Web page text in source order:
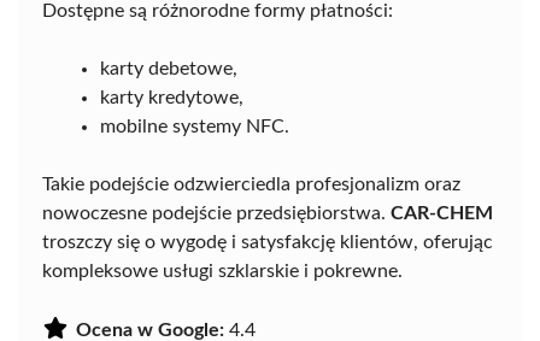
Dostępne są różnorodne formy płatności:
karty debetowe,
karty kredytowe,
mobilne systemy NFC.
Takie podejście odzwierciedla profesjonalizm oraz
nowoczesne podejście przedsiębiorstwa. CAR-CHEM
troszczy się o wygodę i satysfakcję klientów, oferując
kompleksowe usługi szklarskie i pokrewne.
Ocena w Google: 4.4